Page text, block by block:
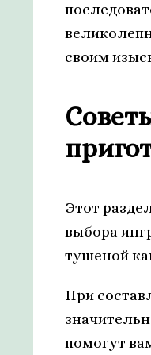
своим
Этот
выбора
тушеной
При
помогут